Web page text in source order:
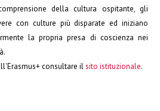
della cultura ospitante, gli
con culture più disparate ed iniziano
la propria presa di coscienza nei
consultare ilsito istituzionale.